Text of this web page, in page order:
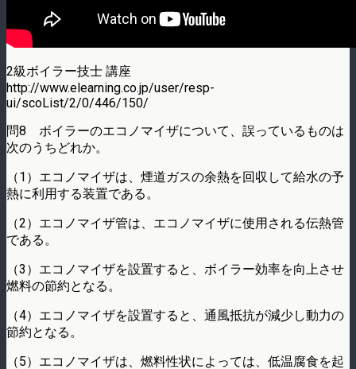
2級ボイラー技士 講座
http://www.elearning.co.jp/user/resp-
ui/scoList/2/0/446/150/
問8 ボイラーのエコノマイザについて、誤っているものは
次のうちどれか。
（1）エコノマイザは、煙道ガスの余熱を回収して給水の予
熱に利用する装置である。
（2）エコノマイザ管は、エコノマイザに使用される伝熱管
である。
（3）エコノマイザを設置すると、ボイラー効率を向上させ
燃料の節約となる。
（4）エコノマイザを設置すると、通風抵抗が減少し動力の
節約となる。
（5）エコノマイザは、燃料性状によっては、低温腐食を起